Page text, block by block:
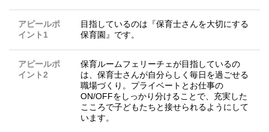
アピールポ
イント1
目指しているのは『保育士さんを大切にする
保育園』です。
アピールポ
イント2
保育ルームフェリーチェが目指しているの
は、保育士さんが自分らしく毎日を過ごせる
職場づくり。プライベートとお仕事の
ON/OFFをしっかり分けることで、充実した
こころで子どもたちと接せられるようにして
います。